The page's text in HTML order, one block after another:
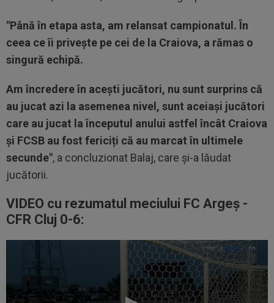
"Până în etapa asta, am relansat campionatul. În
ceea ce îi privește pe cei de la Craiova, a rămas o
singură echipă.
Am încredere în acești jucători, nu sunt surprins că
au jucat azi la asemenea nivel, sunt aceiași jucători
care au jucat la începutul anului astfel încât Craiova
și FCSB au fost fericiți că au marcat în ultimele
secunde", a concluzionat Balaj, care și-a lăudat
jucătorii.
VIDEO cu rezumatul meciului FC Argeș -
CFR Cluj 0-6: